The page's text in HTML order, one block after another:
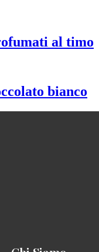
al timo
bianco